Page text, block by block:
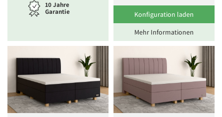
10 Jahre
Garantie
Konfiguration laden
Mehr Informationen